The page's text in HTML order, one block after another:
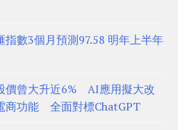
指數3個月預測97.58 明年上半年
價曾大升近6% AI應用擬大改
商功能 全面對標ChatGPT